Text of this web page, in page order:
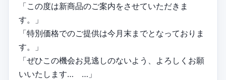
「この度は新商品のご案内をさせていただきま
す。」
「特別価格でのご提供は今月末までとなっておりま
す。」
「ぜひこの機会お見逃しのないよう、よろしくお願
いいたします… …」